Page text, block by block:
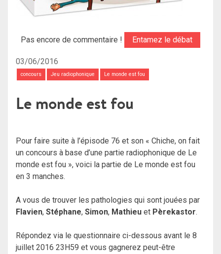
Pas encore de commentaire ! Entamez le débat
03/06/2016
concours Jeu radiophonique Le monde est fou
Le monde est fou
Pour faire suite à l’épisode 76 et son « Chiche, on fait
un concours à base d’une partie radiophonique de Le
monde est fou », voici la partie de Le monde est fou
en 3 manches.
A vous de trouver les pathologies qui sont jouées par
Flavien, Stéphane, Simon, Mathieu et Pèrekastor.
Répondez via le questionnaire ci-dessous avant le 8
juillet 2016 23H59 et vous gagnerez peut-être